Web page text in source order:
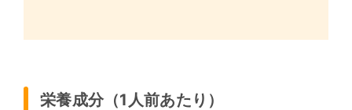
栄養成分（1人前あたり）